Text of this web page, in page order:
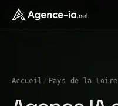
Accueil / Pays de la Loire